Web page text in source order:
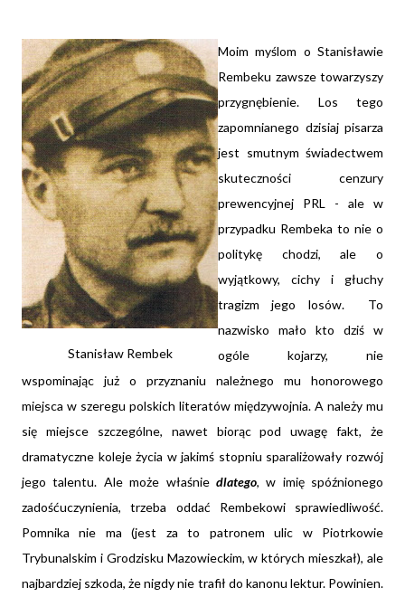
Stanisław Rembek
Moim myślom o Stanisławie
Rembeku zawsze towarzyszy
przygnębienie. Los tego
zapomnianego dzisiaj pisarza
jest smutnym świadectwem
skuteczności cenzury
prewencyjnej PRL - ale w
przypadku Rembeka to nie o
politykę chodzi, ale o
wyjątkowy, cichy i głuchy
tragizm jego losów. To
nazwisko mało kto dziś w
ogóle kojarzy, nie
wspominając już o przyznaniu należnego mu honorowego
miejsca w szeregu polskich literatów międzywojnia. A należy mu
się miejsce szczególne, nawet biorąc pod uwagę fakt, że
dramatyczne koleje życia w jakimś stopniu sparaliżowały rozwój
jego talentu. Ale może właśnie dlatego, w imię spóźnionego
zadośćuczynienia, trzeba oddać Rembekowi sprawiedliwość.
Pomnika nie ma (jest za to patronem ulic w Piotrkowie
Trybunalskim i Grodzisku Mazowieckim, w których mieszkał), ale
najbardziej szkoda, że nigdy nie trafił do kanonu lektur. Powinien.